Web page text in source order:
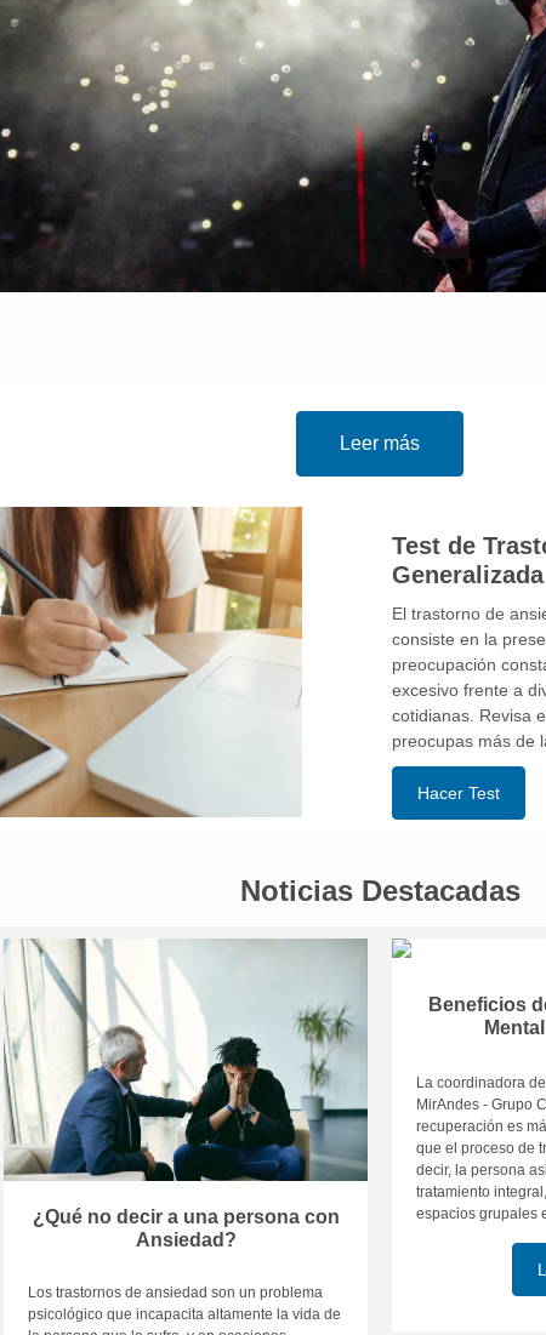
Leer más
Test de
Generalizada
El trastorno de
consiste en la
preocupación
excesivo frente a
cotidianas. Revisa
preocupas más de
Hacer Test
Noticias Destacadas
¿Qué no decir a una persona con
Ansiedad?
Los trastornos de ansiedad son un problema
psicológico que incapacita altamente la vida de
Beneficios
La coordinadora
MirAndes - Grupo
recuperación es
que el proceso de
decir, la persona
tratamiento
espacios grupales